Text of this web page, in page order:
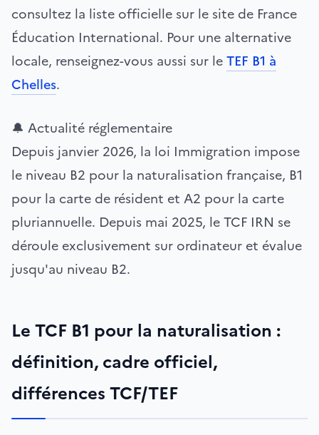
consultez la liste officielle sur le site de France
Éducation International. Pour une alternative
locale, renseignez-vous aussi sur leTEF B1 à
Chelles.
🔔 Actualité réglementaire
Depuis janvier 2026, la loi Immigration impose
le niveau B2 pour la naturalisation française, B1
pour la carte de résident et A2 pour la carte
pluriannuelle. Depuis mai 2025, le TCF IRN se
déroule exclusivement sur ordinateur et évalue
jusqu'au niveau B2.
Le TCF B1 pour la naturalisation :
définition, cadre officiel,
différences TCF/TEF